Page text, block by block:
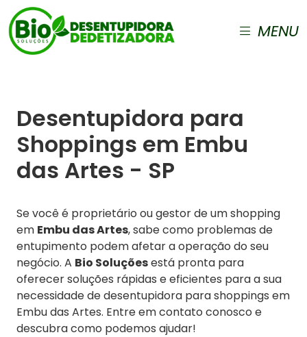
MENU
Desentupidora para
Shoppings em Embu
das Artes - SP
Se você é proprietário ou gestor de um shopping
em Embu das Artes, sabe como problemas de
entupimento podem afetar a operação do seu
negócio. A Bio Soluçõesestá pronta para
oferecer soluções rápidas e eficientes para a sua
necessidade de desentupidora para shoppings em
Embu das Artes. Entre em contato conosco e
descubra como podemos ajudar!